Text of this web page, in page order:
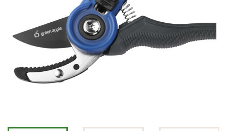
ДЕКОРАТИВНЫЕ УКРАШЕНИЯ
ДОМА
НОВОСТИ